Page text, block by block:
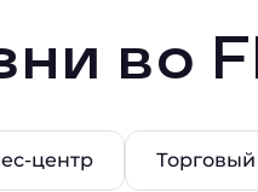
во
центр